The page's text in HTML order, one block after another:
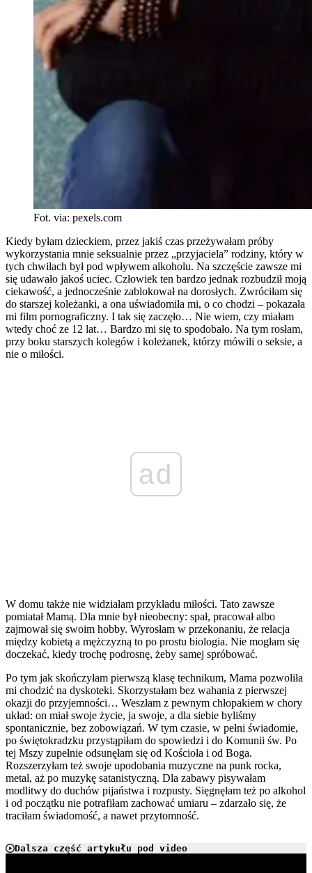
Fot. via: pexels.com
Kiedy byłam dzieckiem, przez jakiś czas przeżywałam próby
wykorzystania mnie seksualnie przez „przyjaciela” rodziny, który w
tych chwilach był pod wpływem alkoholu. Na szczęście zawsze mi
się udawało jakoś uciec. Człowiek ten bardzo jednak rozbudził moją
ciekawość, a jednocześnie zablokował na dorosłych. Zwróciłam się
do starszej koleżanki, a ona uświadomiła mi, o co chodzi – pokazała
mi film pornograficzny. I tak się zaczęło… Nie wiem, czy miałam
wtedy choć ze 12 lat… Bardzo mi się to spodobało. Na tym rosłam,
przy boku starszych kolegów i koleżanek, którzy mówili o seksie, a
nie o miłości.
ad
W domu także nie widziałam przykładu miłości. Tato zawsze
pomiatał Mamą. Dla mnie był nieobecny: spał, pracował albo
zajmował się swoim hobby. Wyrosłam w przekonaniu, że relacja
między kobietą a mężczyzną to po prostu biologia. Nie mogłam się
doczekać, kiedy trochę podrosnę, żeby samej spróbować.
Po tym jak skończyłam pierwszą klasę technikum, Mama pozwoliła
mi chodzić na dyskoteki. Skorzystałam bez wahania z pierwszej
okazji do przyjemności… Weszłam z pewnym chłopakiem w chory
układ: on miał swoje życie, ja swoje, a dla siebie byliśmy
spontanicznie, bez zobowiązań. W tym czasie, w pełni świadomie,
po świętokradzku przystąpiłam do spowiedzi i do Komunii św. Po
tej Mszy zupełnie odsunęłam się od Kościoła i od Boga.
Rozszerzyłam też swoje upodobania muzyczne na punk rocka,
metal, aż po muzykę satanistyczną. Dla zabawy pisywałam
modlitwy do duchów pijaństwa i rozpusty. Sięgnęłam też po alkohol
i od początku nie potrafiłam zachować umiaru – zdarzało się, że
traciłam świadomość, a nawet przytomność.
Dalsza część artykułu pod video